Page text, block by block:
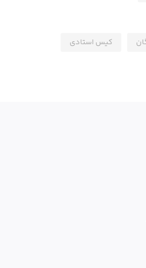
کیس استادی